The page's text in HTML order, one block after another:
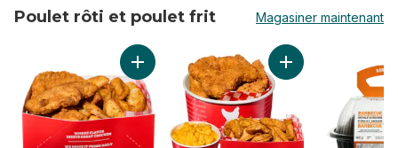
Poulet rôti et poulet frit Magasiner maintenant
sauter Poulet rôti et poulet frit
Ajouter 3 lanières de poulet avec quartiers
Ajouter 9 filets de